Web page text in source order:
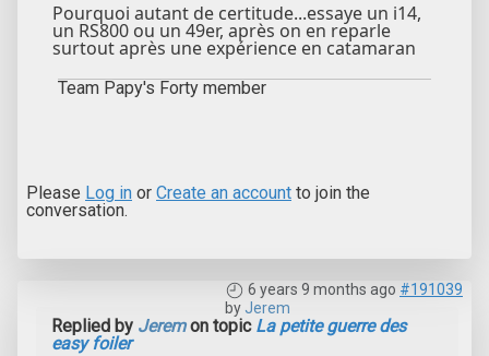
Pourquoi autant de certitude...essaye un i14,
un RS800 ou un 49er, après on en reparle
surtout après une expérience en catamaran
Team Papy's Forty member
Please Log in or Create an account to join the
conversation.
6 years 9 months ago #191039
byJerem
Replied by Jeremon topic La petite guerre des
easy foiler